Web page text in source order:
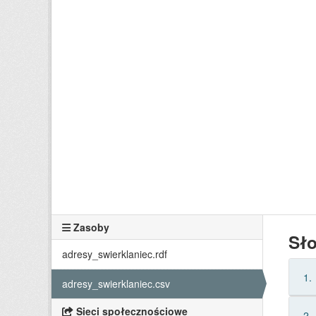
Zasoby
adresy_swierklaniec.rdf
adresy_swierklaniec.csv
Sieci społecznościowe
1.